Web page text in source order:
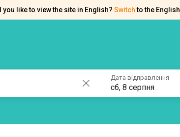
you like to view the site in English? Switch to the
Дата відправлення
сб, 8 серпня